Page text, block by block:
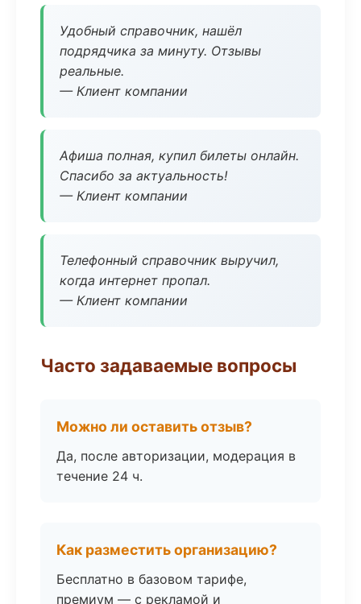
Удобный справочник, нашёл
подрядчика за минуту. Отзывы
реальные.
— Клиент компании
Афиша полная, купил билеты онлайн.
Спасибо за актуальность!
— Клиент компании
Телефонный справочник выручил,
когда интернет пропал.
— Клиент компании
Часто задаваемые вопросы
Можно ли оставить отзыв?
Да, после авторизации, модерация в
течение 24 ч.
Как разместить организацию?
Бесплатно в базовом тарифе,
премиум — с рекламой и